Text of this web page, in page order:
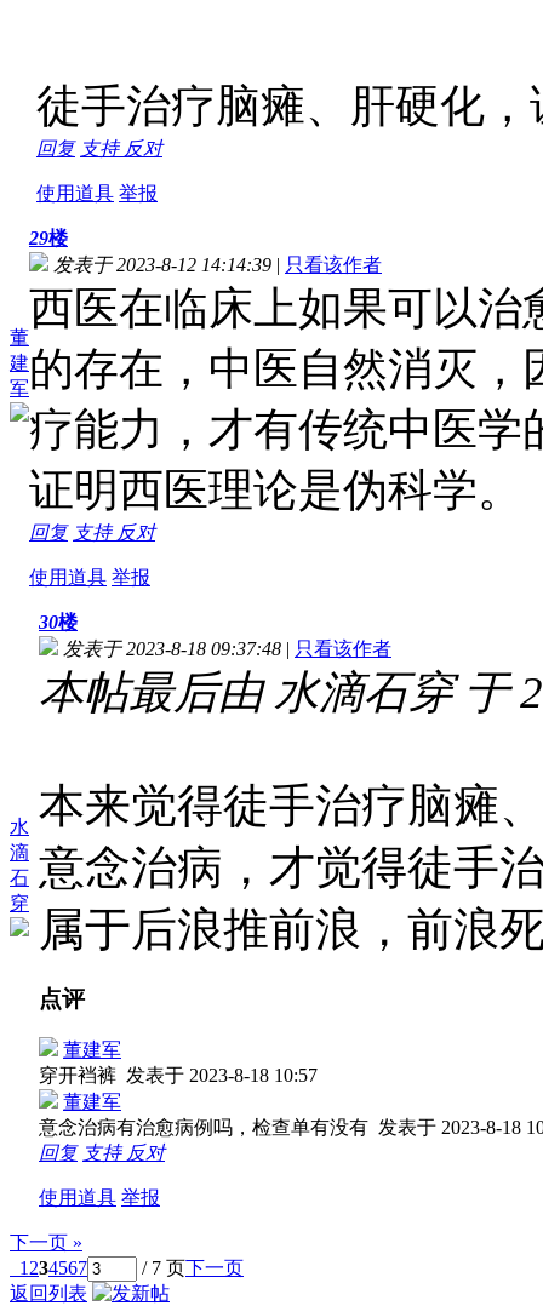
徒手治疗脑瘫、肝硬化
回复 支持 反对
使用道具 举报
董
建
军
29楼
发表于 2023-8-12 14:14:39 | 只看该作者
西医在临床上如果可以
的存在，中医自然消灭
疗能力，才有传统中医
证明西医理论是伪科学。
回复 支持 反对
使用道具 举报
水
滴
石
穿
30楼
发表于 2023-8-18 09:37:48 | 只看该作者
本帖最后由 水滴石穿 于
本来觉得徒手治疗脑瘫
意念治病，才觉得徒手
属于后浪推前浪，前浪
点评
董建军
穿开裆裤 发表于 2023-8-18 10:57
董建军
意念治病有治愈病例吗，检查单有没有 发表于 2023-8-18
回复 支持 反对
使用道具 举报
下一页 »
1 234567 / 7 页下一页
返回列表